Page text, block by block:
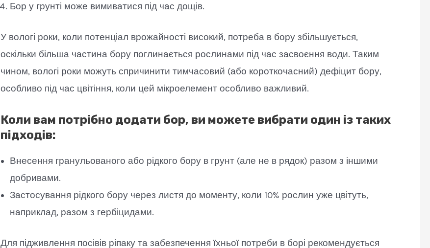
Бор у грунті може вимиватися під час дощів.
У вологі роки, коли потенціал врожайності високий, потреба в бору збільшується,
оскільки більша частина бору поглинається рослинами під час засвоєння води. Таким
чином, вологі роки можуть спричинити тимчасовий (або короткочасний) дефіцит бору,
особливо під час цвітіння, коли цей мікроелемент особливо важливий.
Коли вам потрібно додати бор, ви можете вибрати один із таких
підходів:
Внесення гранульованого або рідкого бору в грунт (але не в рядок) разом з іншими
добривами.
Застосування рідкого бору через листя до моменту, коли 10% рослин уже цвітуть,
наприклад, разом з гербіцидами.
Для підживлення посівів ріпаку та забезпечення їхньої потреби в борі рекомендується